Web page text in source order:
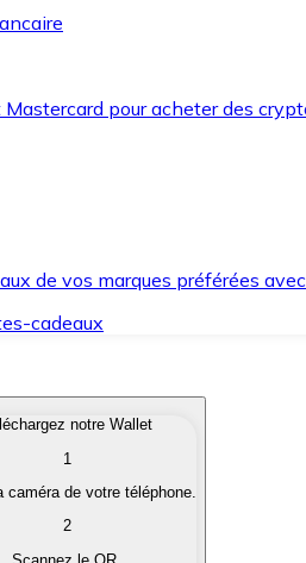
pour acheter des
de vos marques préférées
cadeaux
qui vous intéressent
en monnaie fiduciaire
notre Wallet
1
caméra de votre téléphone.
2